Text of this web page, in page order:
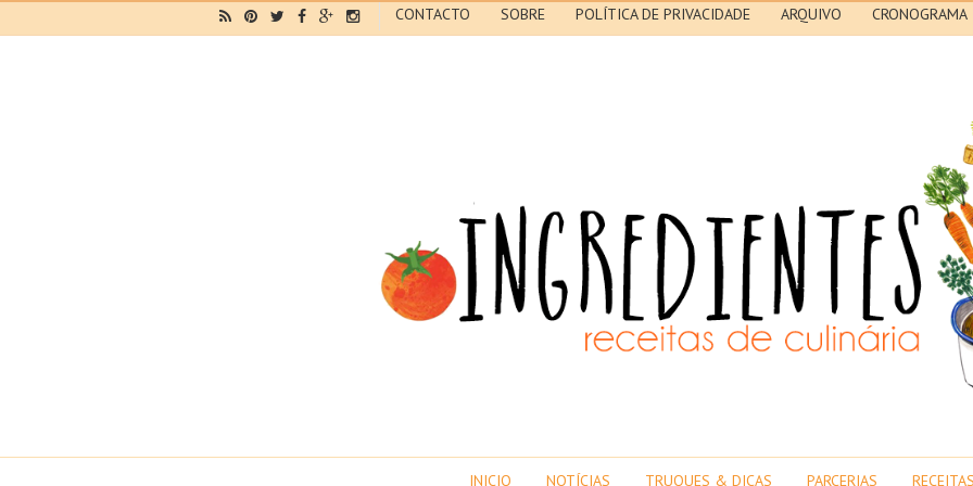
CONTACTO SOBRE POLÍTICA DE PRIVACIDADE ARQUIVO CRONOGRAMA
INICIO NOTÍCIAS TRUQUES & DICAS PARCERIAS